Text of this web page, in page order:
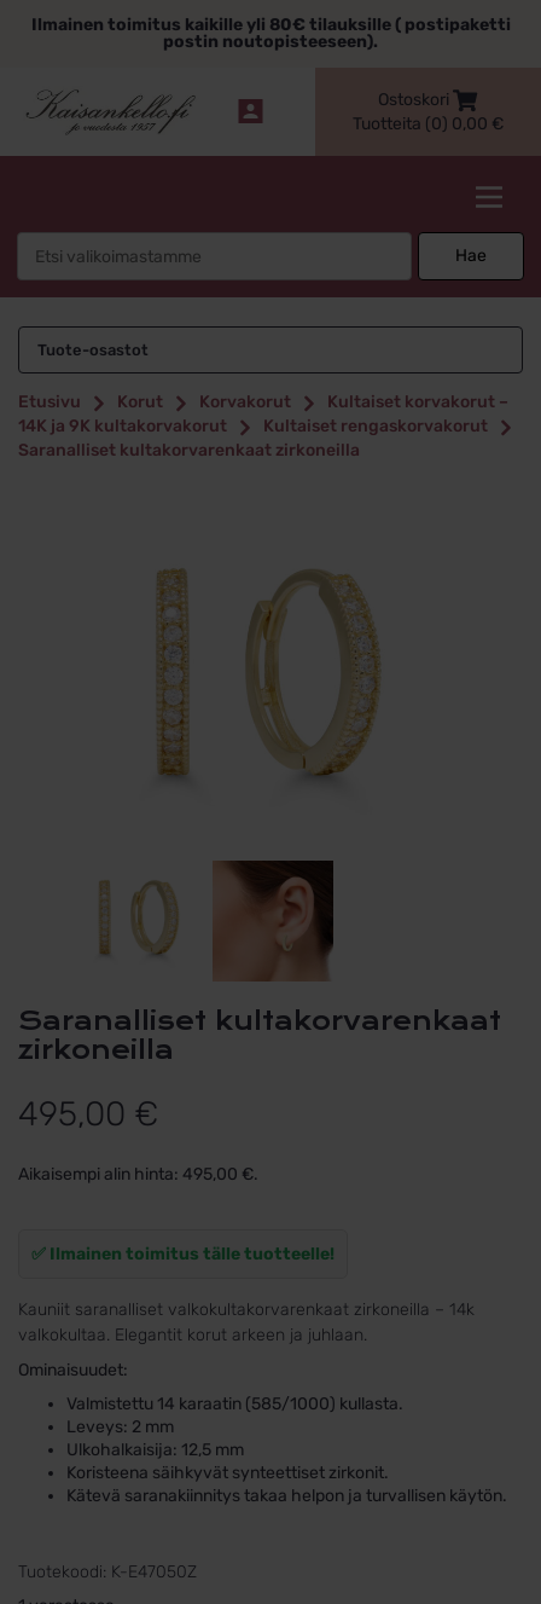
sisältöönIlmainen toimitus kaikille yli 80€ tilauksille ( postipaketti
postin noutopisteeseen).
Ostoskori
Tuotteita (0) 0,00 €
Hae
Tuote-osastot
Etusivu Korut Korvakorut
Kultaiset korvakorut –
14K ja 9K kultakorvakorut
Kultaiset rengaskorvakorut
Saranalliset kultakorvarenkaat zirkoneilla
Saranalliset kultakorvarenkaat
zirkoneilla
495,00 €
Aikaisempi alin hinta: 495,00 €.
✅ Ilmainen toimitus tälle tuotteelle!
Kauniit saranalliset valkokultakorvarenkaat zirkoneilla – 14k
valkokultaa. Elegantit korut arkeen ja juhlaan.
Ominaisuudet:
Valmistettu 14 karaatin (585/1000) kullasta.
Leveys: 2 mm
Ulkohalkaisija: 12,5 mm
Koristeena säihkyvät synteettiset zirkonit.
Kätevä saranakiinnitys takaa helpon ja turvallisen käytön.
Tuotekoodi: K-E47050Z